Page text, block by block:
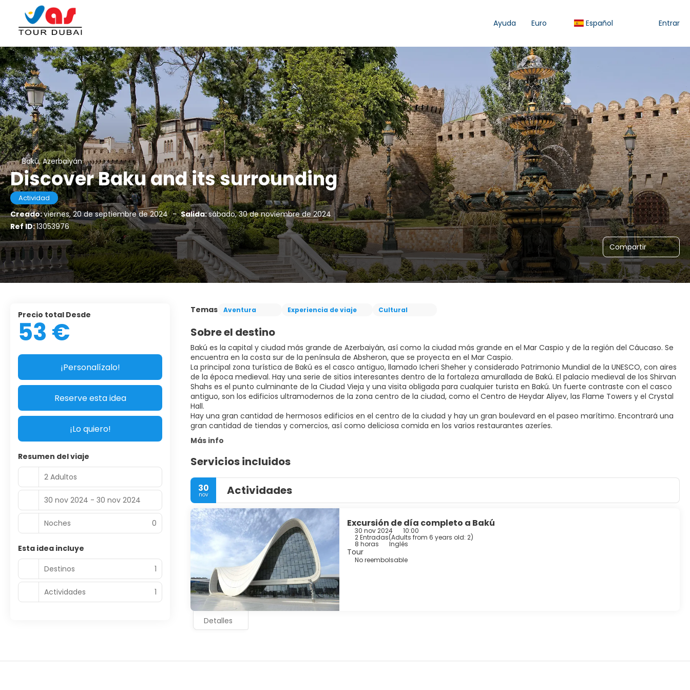
Ayuda Euro Español Entrar
Bakú, Azerbaiyán
Discover Baku and its surrounding
Actividad
Creado:viernes, 20 de septiembre de 2024 - Salida:sábado, 30 de noviembre de 2024
Ref ID:13053976
Compartir
Temas Aventura Experiencia de viaje Cultural
Sobre el destino
Bakú es la capital y ciudad más grande de Azerbaiyán, así como la ciudad más grande en el Mar Caspio y de la región del Cáucaso. Se
encuentra en la costa sur de la península de Absheron, que se proyecta en el Mar Caspio.
La principal zona turística de Bakú es el casco antiguo, llamado Icheri Sheher y considerado Patrimonio Mundial de la UNESCO, con aires
de la época medieval. Hay una serie de sitios interesantes dentro de la fortaleza amurallada de Bakú. El palacio medieval de los Shirvan
Shahs es el punto culminante de la Ciudad Vieja y una visita obligada para cualquier turista en Bakú. Un fuerte contraste con el casco
antiguo, son los edificios ultramodernos de la zona centro de la ciudad, como el Centro de Heydar Aliyev, las Flame Towers y el Crystal
Hall.
Hay una gran cantidad de hermosos edificios en el centro de la ciudad y hay un gran boulevard en el paseo marítimo. Encontrará una
Más info
Servicios incluidos
30
nov Actividades
Excursión de día completo a Bakú
30 nov 2024 10:00
2 Entradas(Adults from 6 years old: 2)
8 horas Inglés
Tour
No reembolsable
Detalles
Precio total Desde
53 €
¡Personalízalo!
Reserve esta idea
¡Lo quiero!
Resumen del viaje
2 Adultos
30 nov 2024 - 30 nov 2024
Noches 0
Esta idea incluye
Destinos
1
Actividades 1